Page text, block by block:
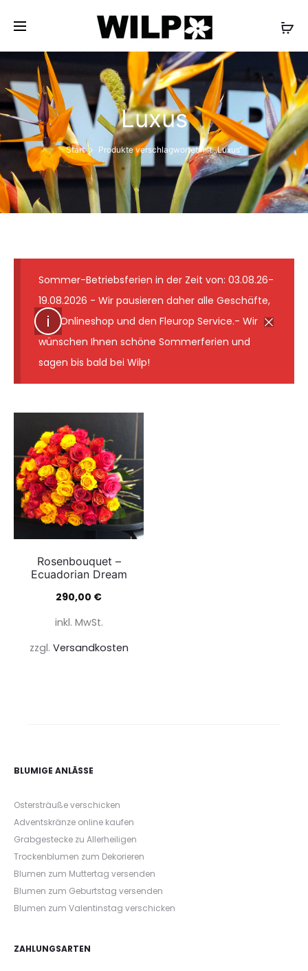
✓ Lieferung wie abgebildet ✓ Floristmeister seit 1931
✓ Günstige Versandkosten ✓ 7-Tage-
Frischegarantie
Luxus
Start Produkte verschlagwortet mit „Luxus“
Sommer-Betriebsferien in der Zeit von: 03.08.26-
19.08.2026 - Wir pausieren daher alle Geschäfte,
den Onlineshop und den Fleurop Service.- Wir
wünschen Ihnen schöne Sommerferien und
sagen bis bald bei Wilp!
Rosenbouquet –
Ecuadorian Dream
290,00 €
inkl. MwSt.
zzgl. Versandkosten
BLUMIGE ANLÄSSE
Ostersträuße verschicken
Adventskränze online kaufen
Grabgestecke zu Allerheiligen
Trockenblumen zum Dekorieren
Blumen zum Muttertag versenden
Blumen zum Geburtstag versenden
Blumen zum Valentinstag verschicken
ZAHLUNGSARTEN